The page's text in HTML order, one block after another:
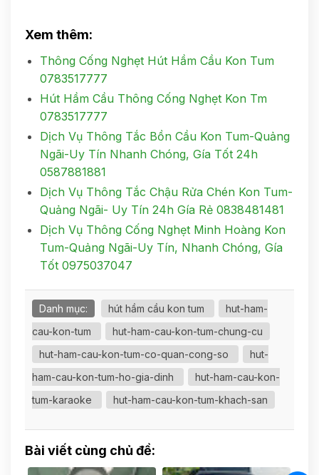
Xem thêm:
Thông Cống Nghẹt Hút Hầm Cầu Kon Tum
0783517777
Hút Hầm Cầu Thông Cống Nghẹt Kon Tm
0783517777
Dịch Vụ Thông Tắc Bồn Cầu Kon Tum-Quảng
Ngãi-Uy Tín Nhanh Chóng, Gía Tốt 24h
0587881881
Dịch Vụ Thông Tắc Chậu Rửa Chén Kon Tum-
Quảng Ngãi- Uy Tín 24h Gía Rẻ 0838481481
Dịch Vụ Thông Cống Nghẹt Minh Hoàng Kon
Tum-Quảng Ngãi-Uy Tín, Nhanh Chóng, Gía
Tốt 0975037047
Danh mục: hút hầm cầu kon tum
hut-ham-
cau-kon-tum
hut-ham-cau-kon-tum-chung-cu
hut-ham-cau-kon-tum-co-quan-cong-so
hut-
ham-cau-kon-tum-ho-gia-dinh
hut-ham-cau-kon-
tum-karaoke
hut-ham-cau-kon-tum-khach-san
Bài viết cùng chủ đề: